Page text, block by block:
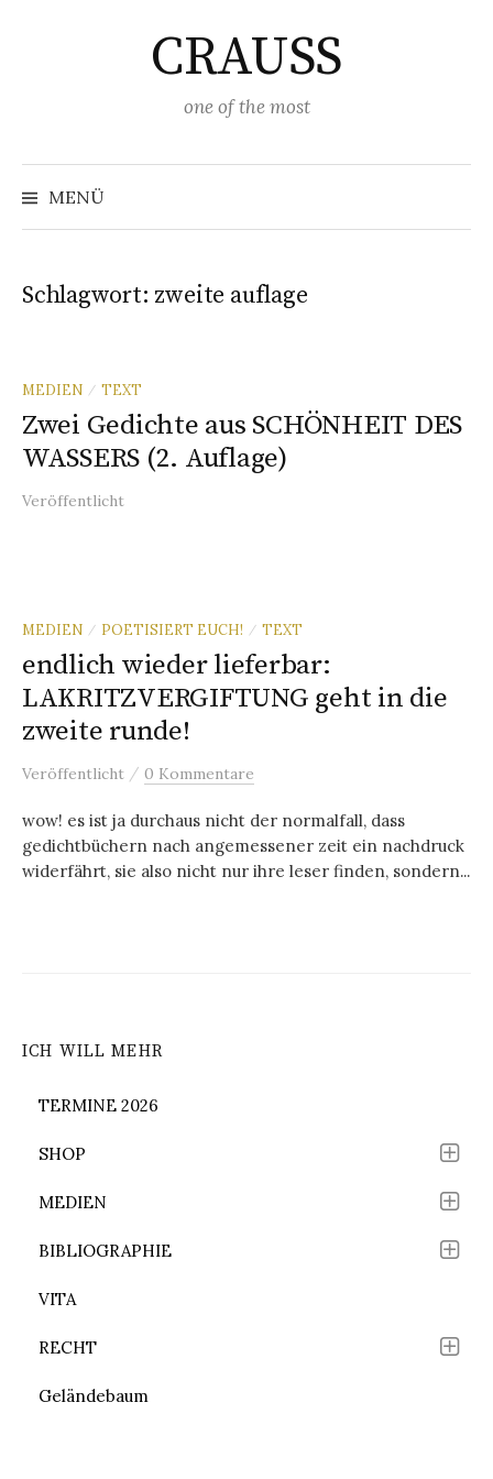
CRAUSS
one of the most
MENÜ
Suchen
Schlagwort: zweite auflage
MEDIEN / TEXT
Zwei Gedichte aus SCHÖNHEIT DES
WASSERS (2. Auflage)
Veröffentlicht
MEDIEN / POETISIERT EUCH! / TEXT
endlich wieder lieferbar:
LAKRITZVERGIFTUNG geht in die
zweite runde!
Veröffentlicht / 0 Kommentare
wow! es ist ja durchaus nicht der normalfall, dass
gedichtbüchern nach angemessener zeit ein nachdruck
widerfährt, sie also nicht nur ihre leser finden, sondern...
ICH WILL MEHR
TERMINE 2026
SHOP
MEDIEN
BIBLIOGRAPHIE
VITA
RECHT
Geländebaum